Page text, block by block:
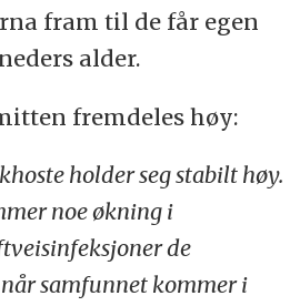
fram til de får egen
alder.
fremdeles høy:
holder seg stabilt høy.
noe økning i
de
samfunnet kommer i